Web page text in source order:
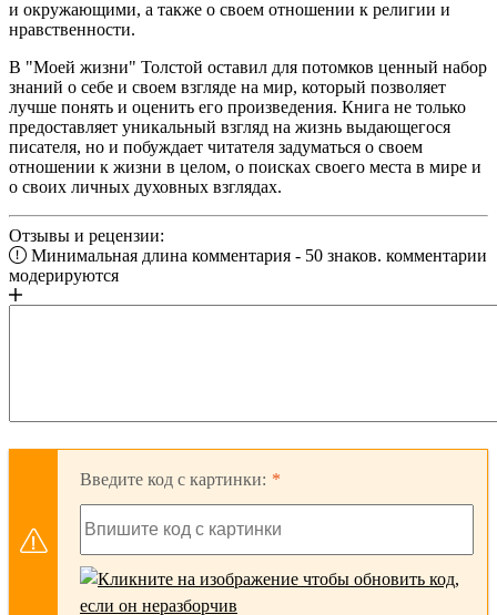
и окружающими, а также о своем отношении к религии и
нравственности.
В "Моей жизни" Толстой оставил для потомков ценный набор
знаний о себе и своем взгляде на мир, который позволяет
лучше понять и оценить его произведения. Книга не только
предоставляет уникальный взгляд на жизнь выдающегося
писателя, но и побуждает читателя задуматься о своем
отношении к жизни в целом, о поисках своего места в мире и
о своих личных духовных взглядах.
Отзывы и рецензии:
Минимальная длина комментария - 50 знаков. комментарии
модерируются
Введите код с картинки: